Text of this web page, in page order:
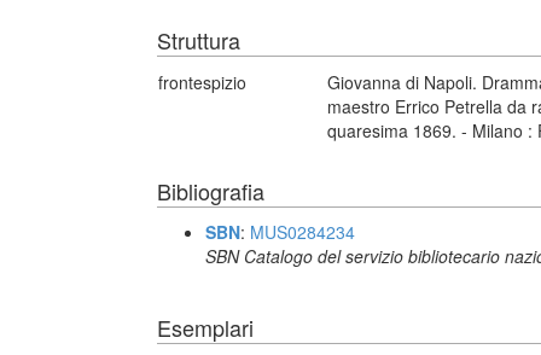
Struttura
frontespizio
Giovanna di Napoli.
maestro Errico Petrella da
quaresima 1869. - Milano :
Bibliografia
SBN: MUS0284234
SBN Catalogo del servizio bibliotecario
Esemplari